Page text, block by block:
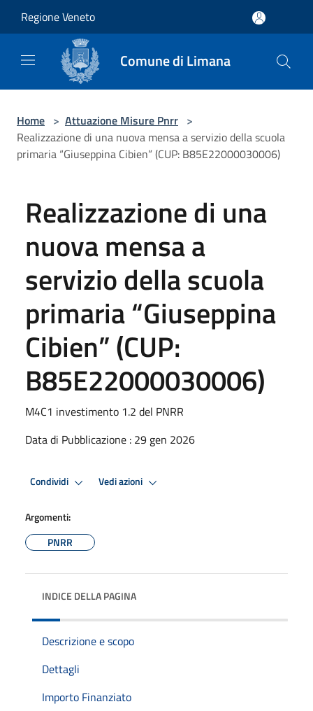
Regione Veneto
Comune di Limana
Home > Attuazione Misure Pnrr >
Realizzazione di una nuova mensa a servizio della scuola
primaria “Giuseppina Cibien” (CUP: B85E22000030006)
Realizzazione di una
nuova mensa a
servizio della scuola
primaria “Giuseppina
Cibien” (CUP:
B85E22000030006)
M4C1 investimento 1.2 del PNRR
Data di Pubblicazione : 29 gen 2026
Condividi Vedi azioni
Argomenti:
PNRR
INDICE DELLA PAGINA
Descrizione e scopo
Dettagli
Importo Finanziato